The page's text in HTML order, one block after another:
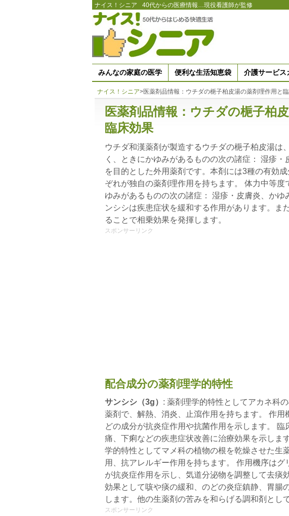
ナイス！シニア 40代からの医療情報…現役看護師が監修
みんなの家庭の医学 便利な生活知恵袋 介護サービス
ナイス！シニア>医薬剤品情報：ウチダの梔子柏皮湯の薬剤理作用と
医薬剤品情報：ウチダの梔子柏
臨床効果
ウチダ和漢薬剤が製造するウチダの梔子柏皮湯は
く、ときにかゆみがあるものの次の諸症： 湿疹・
を目的とした外用薬剤です。本剤には3種の有効
ぞれが独自の薬剤理作用を持ちます。 体力中等度
ゆみがあるものの次の諸症： 湿疹・皮膚炎、かゆ
ンシシは疾患症状を緩和する作用があります。ま
ることで相乗効果を発揮します。
スポンサーリンク
配合成分の薬剤理学的特性
サンシシ（3g） : 薬剤理学的特性としてアカネ科
薬剤で、解熱、消炎、止瀉作用を持ちます。 作用
どの成分が抗炎症作用や抗菌作用を示します。 臨
痛、下痢などの疾患症状改善に治療効果を示しま
学的特性としてマメ科の植物の根を乾燥させた生
用、抗アレルギー作用を持ちます。 作用機序はグ
が抗炎症作用を示し、気道分泌物を調整して去痰
効果として咳や痰の緩和、のどの炎症鎮静、胃腸
します。他の生薬剤の苦みを和らげる調和剤とし
スポンサーリンク